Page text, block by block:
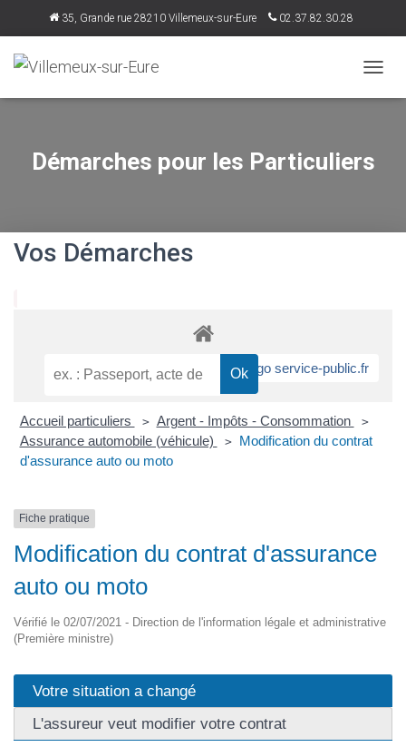
35, Grande rue 28210 Villemeux-sur-Eure 02.37.82.30.28
É
E
N
Démarches pour les Particuliers
Vos Démarches
Accueil particuliers > Argent - Impôts - Consommation >
Assurance automobile (véhicule) >
Modification du contrat
d'assurance auto ou moto
Fiche pratique
Modification du contrat d'assurance
auto ou moto
Vérifié le 02/07/2021 - Direction de l'information légale et administrative
(Première ministre)
Votre situation a changé
L'assureur veut modifier votre contrat